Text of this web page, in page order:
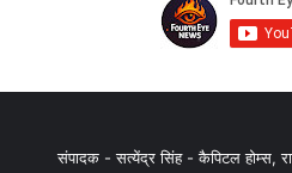
संपादक - सत्येंद्र सिंह - कैपिटल होम्स,